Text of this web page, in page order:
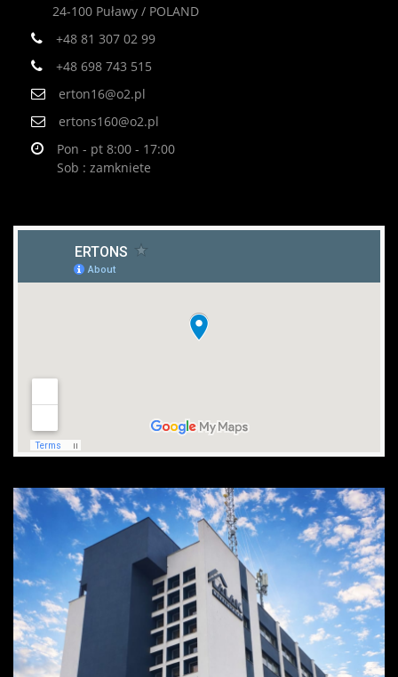
24-100 Puławy / POLAND
+48 81 307 02 99
+48 698 743 515
erton16@o2.pl
ertons160@o2.pl
Pon - pt 8:00 - 17:00
Sob : zamkniete